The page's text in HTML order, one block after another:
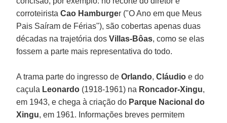
corroteirista Cao Hamburger ("O Ano em que Meus
Pais Saíram de Férias"), são cobertas apenas duas
décadas na trajetória dosVillas-Bôas, como se elas
fossem a parte mais representativa do todo.
A trama parte do ingresso deOrlando,Cláudioe do
caçula Leonardo (1918-1961) na Roncador-Xingu,
em 1943, e chega à criação do Parque Nacional do
Xingu, em 1961. Informações breves permitem